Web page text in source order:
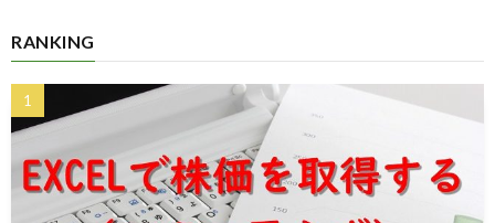
RANKING